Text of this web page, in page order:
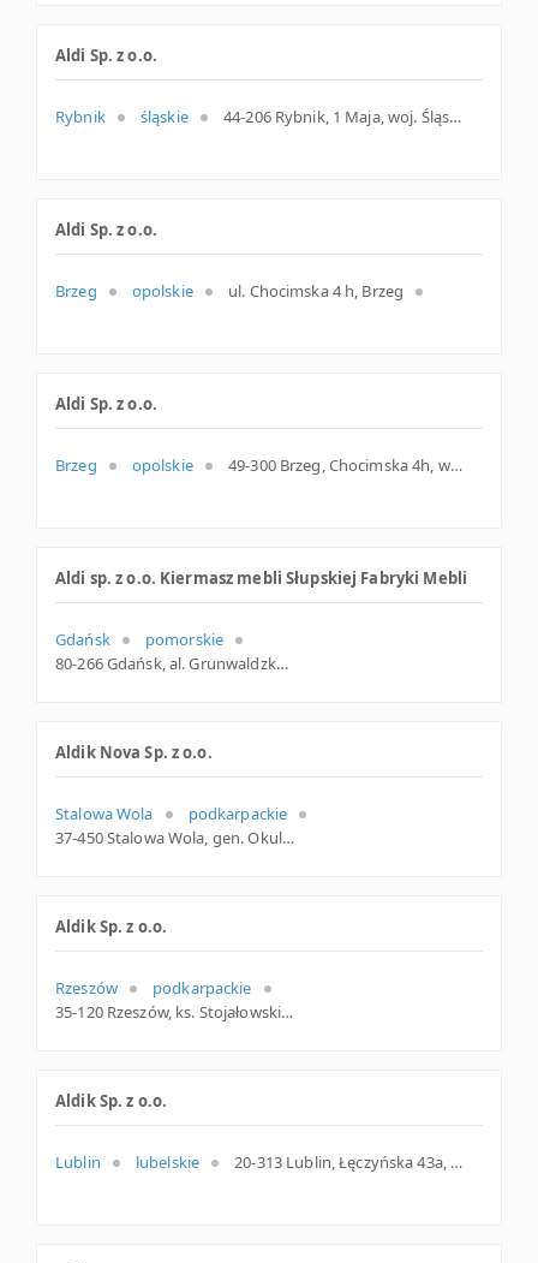
Aldi Sp. z o.o.
Rybnik śląskie 44-206 Rybnik, 1 Maja, woj. Śląskie, pow. Rybnik, gm. Rybnik
Aldi Sp. z o.o.
Brzeg opolskie ul. Chocimska 4 h, Brzeg
Aldi Sp. z o.o.
Brzeg opolskie 49-300 Brzeg, Chocimska 4h, woj. Opolskie, pow. Brzeski, gm. Brzeg
Aldi sp. z o.o. Kiermasz mebli Słupskiej Fabryki Mebli
Gdańsk
pomorskie
80-266 Gdańsk, al. Grunwaldzka 211, pomorskie
Aldik Nova Sp. z o.o.
Stalowa Wola
podkarpackie
37-450 Stalowa Wola, gen. Okulickiego 125a, woj. Podkarpackie, pow. Stalowowolski, gm. Stalowa Wola
Aldik Sp. z o.o.
Rzeszów
podkarpackie
35-120 Rzeszów, ks. Stojałowskiego 6, woj. Podkarpackie, pow. Rzeszów, gm. Rzeszów
Aldik Sp. z o.o.
Lublin lubelskie 20-313 Lublin, Łęczyńska 43a, woj. Lubelskie, pow. Lublin, gm. Lublin